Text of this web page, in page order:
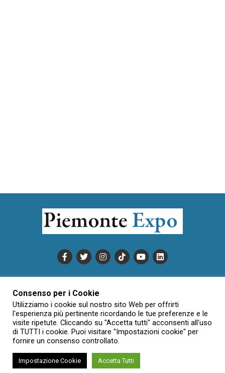
INFORMATIVA SULLA PRIVACY
CONDIZIONI DI UTILIZZO
DATI SOCIETARI
NOVAJO
CREDITS
CONTATTTI
Creative Commons Attribuzione - Non commerciale - Non opere
derivate 3.0 Italia (CC BY-NC-ND 3.0 IT)
Consenso per i Cookie
Utilizziamo i cookie sul nostro sito Web per offrirti
l'esperienza più pertinente ricordando le tue preferenze e le
visite ripetute. Cliccando su "Accetta tutti" acconsenti all'uso
di TUTTI i cookie. Puoi visitare "Impostazioni cookie" per
fornire un consenso controllato.
Impostazione Cookie Accetta Tutti